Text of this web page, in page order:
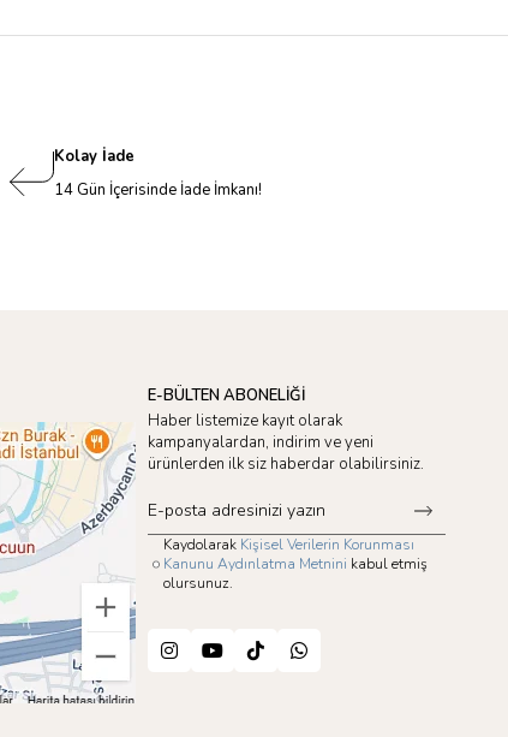
Kolay İade
14 Gün İçerisinde İade İmkanı!
E-BÜLTEN ABONELİĞİ
Haber listemize kayıt olarak
kampanyalardan, indirim ve yeni
ürünlerden ilk siz haberdar olabilirsiniz.
Kaydolarak Kişisel Verilerin Korunması
Kanunu Aydınlatma Metnini kabul etmiş
olursunuz.